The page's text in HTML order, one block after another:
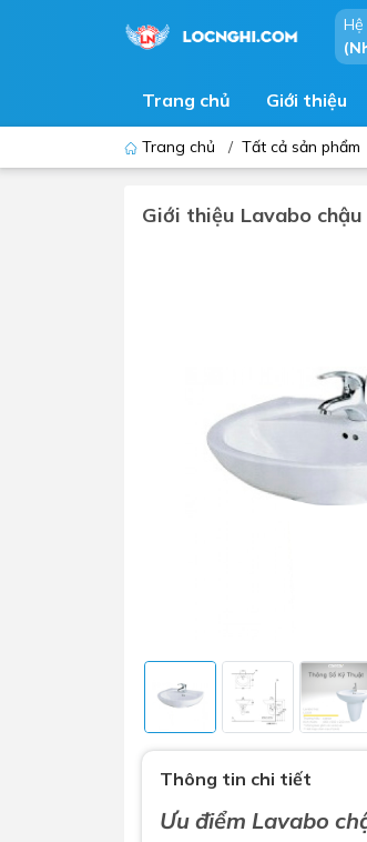
Trang chủ Giới thiệu
Vòi chậu - vòi hồ - vòi gắn
Máy sấy tay
Lavabo tủ - Lavabo kính
Phụ kiện nhà vệ sinh
Gương nhà vệ sinh - nhà tắm
Máy sấy tay
Trang chủ / Tất cả sản phẩm
Giới thiệu Lavabo
Thông tin chi tiết
Ưu điểm Lavabo